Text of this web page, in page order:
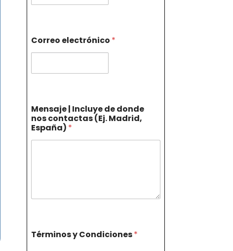
Correo electrónico *
Mensaje | Incluye de donde
nos contactas (Ej. Madrid,
España) *
Términos y Condiciones*